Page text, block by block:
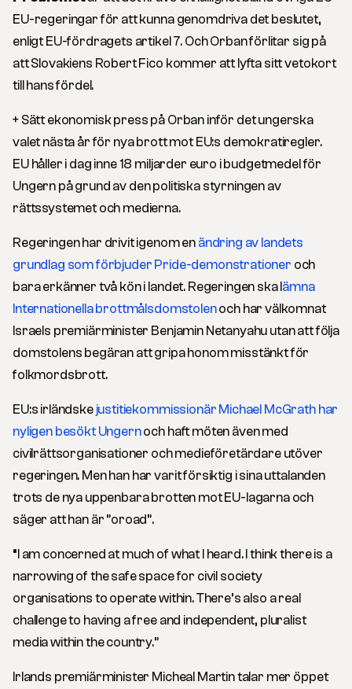
EU-regeringar för att kunna genomdriva det beslutet,
enligt EU-fördragets artikel 7. Och Orban förlitar sig på
att Slovakiens Robert Fico kommer att lyfta sitt vetokort
till hans fördel.
+ Sätt ekonomisk press på Orban inför det ungerska
valet nästa år för nya brott mot EU:s demokratiregler.
EU håller i dag inne 18 miljarder euro i budgetmedel för
Ungern på grund av den politiska styrningen av
rättssystemet och medierna.
Regeringen har drivit igenom en ändring av landets
grundlag som förbjuder Pride-demonstrationer och
bara erkänner två kön i landet. Regeringen ska lämna
Internationella brottmålsdomstolenoch har välkomnat
Israels premiärminister Benjamin Netanyahu utan att följa
domstolens begäran att gripa honom misstänkt för
folkmordsbrott.
EU:s irländske justitiekommissionär Michael McGrath har
nyligen besökt Ungernoch haft möten även med
civilrättsorganisationer och medieföretärdare utöver
regeringen. Men han har varit försiktig i sina uttalanden
trots de nya uppenbara brotten mot EU-lagarna och
säger att han är ”oroad”.
“I am concerned at much of what I heard. I think there is a
narrowing of the safe space for civil society
organisations to operate within. There’s also a real
challenge to having a free and independent, pluralist
media within the country.”
Irlands premiärminister Micheal Martin talar mer öppet